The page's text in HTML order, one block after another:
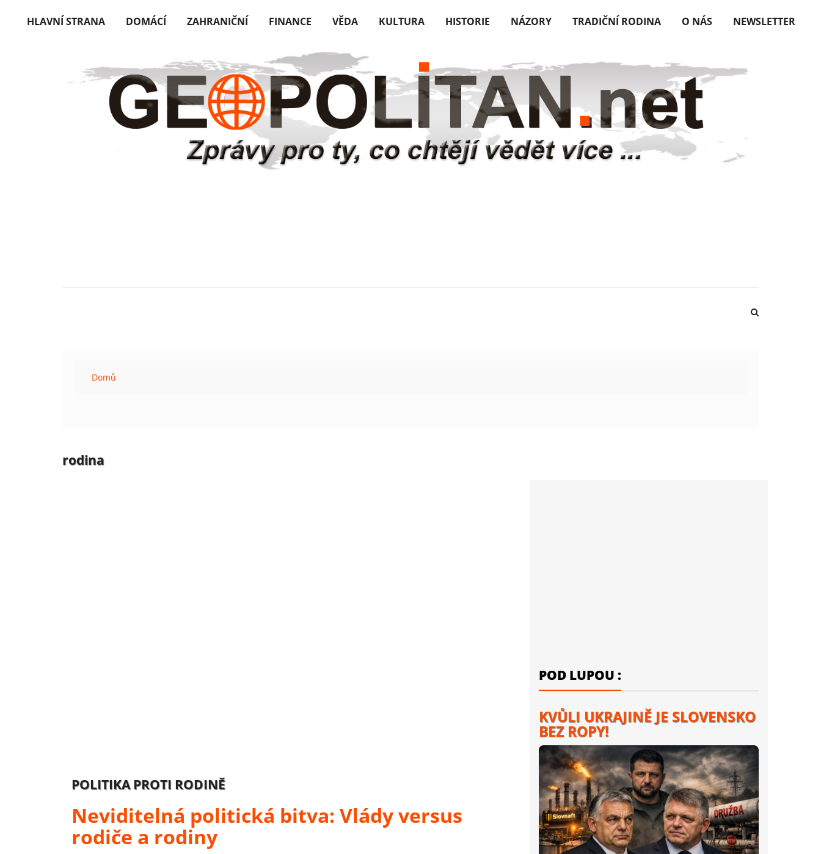
HLAVNÍ STRANA DOMÁCÍ ZAHRANIČNÍ FINANCE VĚDA KULTURA HISTORIE NÁZORY TRADIČNÍ RODINA O NÁS NEWSLETTER
Domů
rodina
POLITIKA PROTI RODINĚ
Neviditelná politická bitva: Vlády versus
rodiče a rodiny
POD LUPOU :
KVŮLI UKRAJINĚ JE SLOVENSKO
BEZ ROPY!